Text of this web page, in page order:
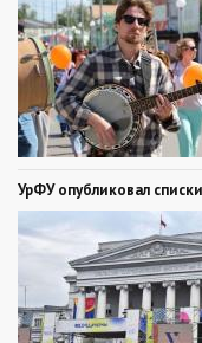
УрФУ опубликовал